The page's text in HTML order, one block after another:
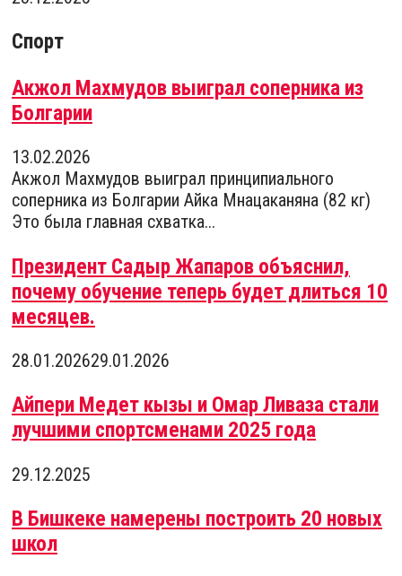
Спорт
Акжол Махмудов выиграл соперника из
Болгарии
13.02.2026
Акжол Махмудов выиграл принципиального
соперника из Болгарии Айка Мнацаканяна (82 кг)
Это была главная схватка...
Президент Садыр Жапаров объяснил,
почему обучение теперь будет длиться 10
месяцев.
28.01.202629.01.2026
Айпери Медет кызы и Омар Ливаза стали
лучшими спортсменами 2025 года
29.12.2025
В Бишкеке намерены построить 20 новых
школ